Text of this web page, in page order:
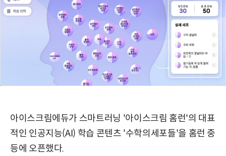
아이스크림에듀가 스마트러닝 '아이스크림 홈런'의 대표
적인 인공지능(AI) 학습 콘텐츠 '수학의세포들'을 홈런 중
등에 오픈했다.